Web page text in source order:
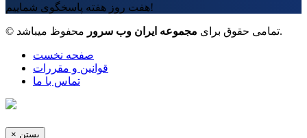
هفت روز هفته پاسخگوی شماییم!
© تمامی حقوق برای مجموعه ایران وب سرور محفوظ میباشد.
صفحه نخست
قوانین و مقررات
تماس با ما
× بستن